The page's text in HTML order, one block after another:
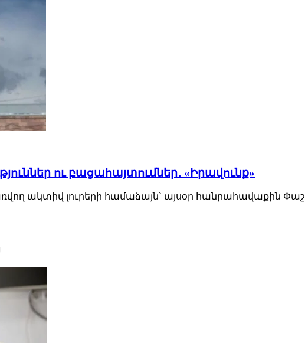
ու բացահայտումներ․ «Իրավունք»
ակտիվ լուրերի համաձայն` այսօր հանրահավաքին